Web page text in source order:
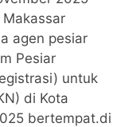
Makassar
agen pesiar
Pesiar
untuk
di Kota
bertempat.di